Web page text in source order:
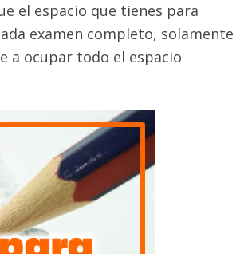
el espacio que tienes para
examen completo, solamente
a ocupar todo el espacio